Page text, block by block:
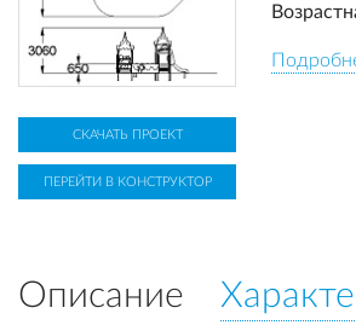
СКАЧАТЬ ПРОЕКТ
ПЕРЕЙТИ В КОНСТРУКТОР
Описание